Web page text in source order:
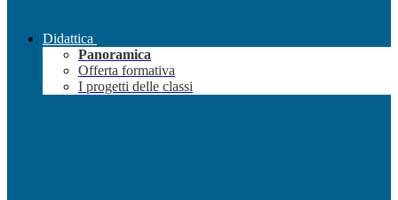
Didattica
Panoramica
Offerta formativa
I progetti delle classi